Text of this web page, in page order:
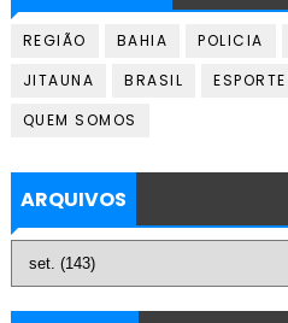
REGIÃO BAHIA POLICIA
JITAUNA
BRASIL ESPORTE
QUEM SOMOS
ARQUIVOS